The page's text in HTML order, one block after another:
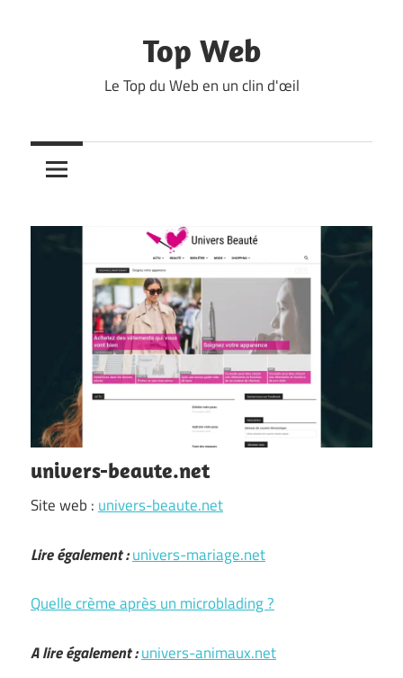
Top Web
Le Top du Web en un clin d'œil
univers-beaute.net
Site web : univers-beaute.net
Lire également :univers-mariage.net
Quelle crème après un microblading ?
A lire également :univers-animaux.net